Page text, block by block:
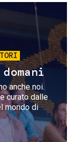
anche noi.
curato dalle
mondo di